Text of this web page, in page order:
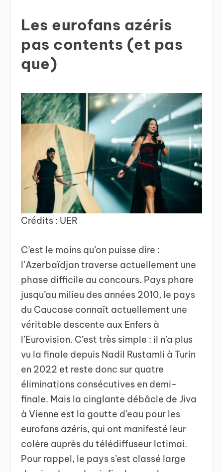
Les eurofans azéris
pas contents (et pas
que)
Crédits : UER
C’est le moins qu’on puisse dire :
l’Azerbaïdjan traverse actuellement une
phase difficile au concours. Pays phare
jusqu’au milieu des années 2010, le pays
du Caucase connaît actuellement une
véritable descente aux Enfers à
l’Eurovision. C’est très simple : il n’a plus
vu la finale depuis Nadil Rustamli à Turin
en 2022 et reste donc sur quatre
éliminations consécutives en demi-
finale. Mais la cinglante débâcle de Jiva
à Vienne est la goutte d’eau pour les
eurofans azéris, qui ont manifesté leur
colère auprès du télédiffuseur Ictimai.
Pour rappel, le pays s’est classé large